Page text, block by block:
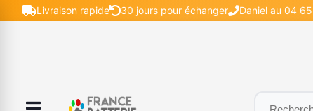
Livraison rapide 30 jours pour échanger Daniel au 04